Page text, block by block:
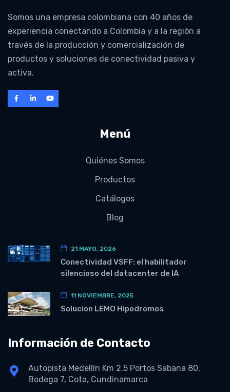
Somos una empresa colombiana con 40 años de
experiencia conectando a Colombia y a la región a
través de la producción y comercialización de
productos y soluciones de conectividad pasiva y
activa.
Menú
Quiénes Somos
Productos
Catálogos
Blog
21 MAYO, 2026
Conectividad VSFF: el habilitador
silencioso del datacenter de IA
11 NOVIEMBRE, 2025
Solucion LEMO Hipodromos
Información de Contacto
Autopista Medellín Km 2.5 Portos Sabana 80,
Bodega 7, Cota, Cundinamarca